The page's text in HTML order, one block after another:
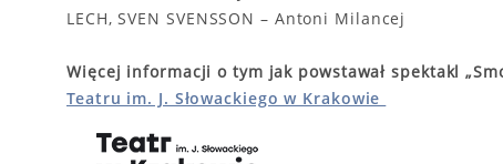
LECH, SVEN SVENSSON – Antoni Milancej
Więcej informacji o tym jak powstawał spektakl
Teatru im. J. Słowackiego w Krakowie